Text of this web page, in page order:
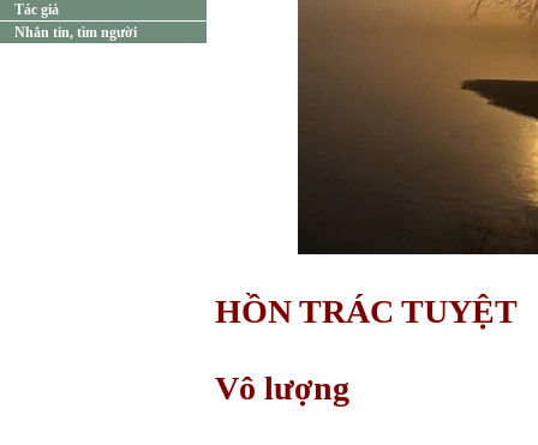
Tác giả
Nhắn tin, tìm người
HỒN TRÁC TUYỆT
Vô lượng